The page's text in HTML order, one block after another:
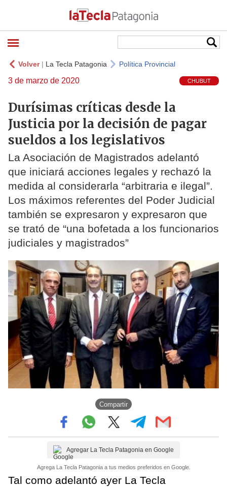
Volver| La Tecla Patagonia Política Provincial
3 de marzo de 2020 CHUBUT
Durísimas críticas desde la
Justicia por la decisión de pagar
sueldos a los legislativos
La Asociación de Magistrados adelantó
que iniciará acciones legales y rechazó la
medida al considerarla “arbitraria e ilegal”.
Los máximos referentes del Poder Judicial
también se expresaron y expresaron que
se trató de “una bofetada a los funcionarios
judiciales y magistrados”
Compartir
Agregar La Tecla Patagonia en Google
Agrega La Tecla Patagonia a tus medios preferidos en Google.
Tal como adelantó ayer La Tecla